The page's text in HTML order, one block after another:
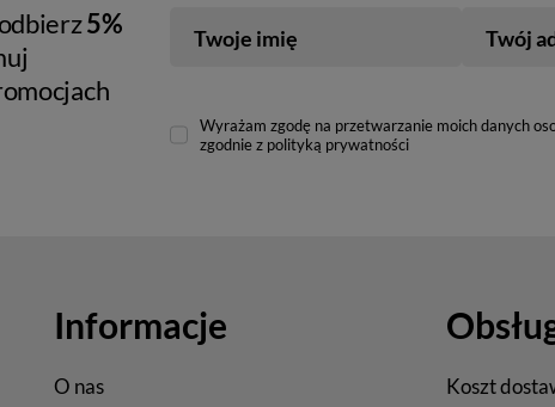
5%
Twoje imię Twój
Wyrażam zgodę na przetwarzanie moich danych
zgodnie z polityką prywatności
Informacje
O nas
Koszt